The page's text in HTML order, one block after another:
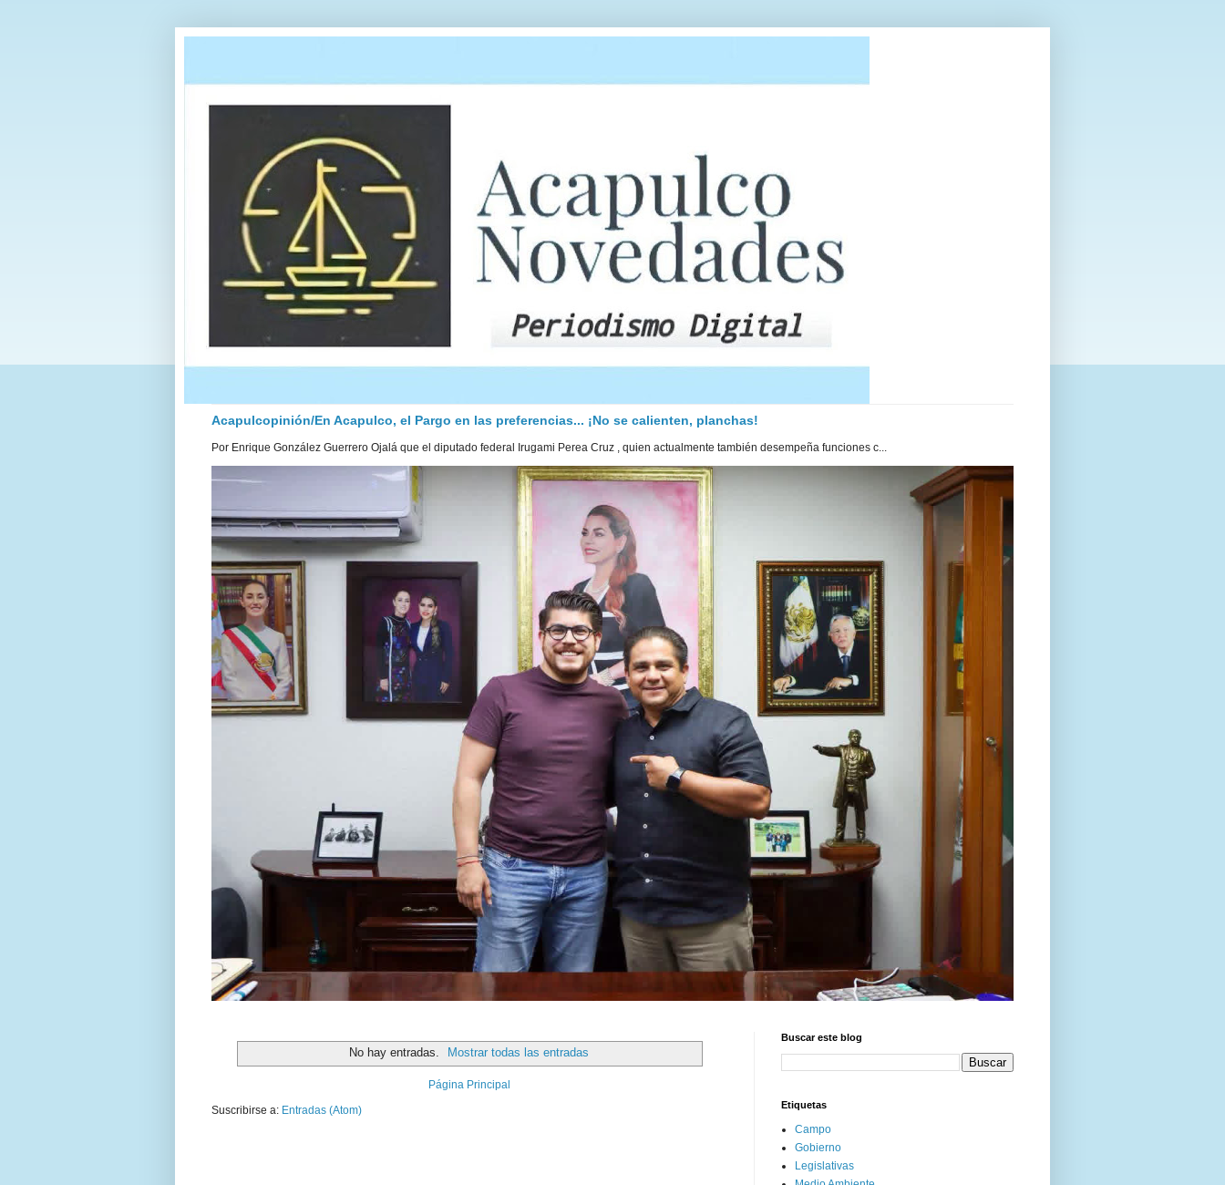
Acapulcopinión/En Acapulco, el Pargo en las preferencias... ¡No se calienten, planchas!
Por Enrique González Guerrero Ojalá que el diputado federal Irugami Perea Cruz , quien actualmente también desempeña funciones c...
No hay entradas. Mostrar todas las entradas
Página Principal
Suscribirse a: Entradas (Atom)
Buscar este blog
Etiquetas
Campo
Gobierno
Legislativas